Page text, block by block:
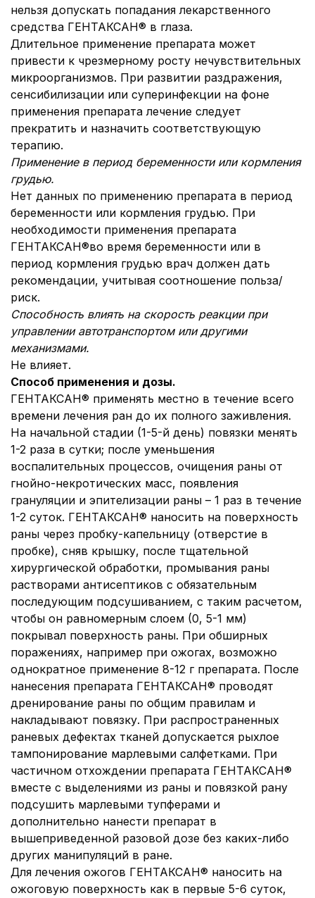
нельзя допускать попадания лекарственного
средства ГЕНТАКСАН® в глаза.
Длительное применение препарата может
привести к чрезмерному росту нечувствительных
микроорганизмов. При развитии раздражения,
сенсибилизации или суперинфекции на фоне
применения препарата лечение следует
прекратить и назначить соответствующую
терапию.
Применение в период беременности или кормления
грудью.
Нет данных по применению препарата в период
беременности или кормления грудью. При
необходимости применения препарата
ГЕНТАКСАН®во время беременности или в
период кормления грудью врач должен дать
рекомендации, учитывая соотношение польза/
риск.
Способность влиять на скорость реакции при
управлении автотранспортом или другими
механизмами.
Не влияет.
Способ применения и дозы.
ГЕНТАКСАН® применять местно в течение всего
времени лечения ран до их полного заживления.
На начальной стадии (1-5-й день) повязки менять
1-2 раза в сутки; после уменьшения
воспалительных процессов, очищения раны от
гнойно-некротических масс, появления
грануляции и эпителизации раны – 1 раз в течение
1-2 суток. ГЕНТАКСАН® наносить на поверхность
раны через пробку-капельницу (отверстие в
пробке), сняв крышку, после тщательной
хирургической обработки, промывания раны
растворами антисептиков с обязательным
последующим подсушиванием, с таким расчетом,
чтобы он равномерным слоем (0, 5-1 мм)
покрывал поверхность раны. При обширных
поражениях, например при ожогах, возможно
однократное применение 8-12 г препарата. После
нанесения препарата ГЕНТАКСАН® проводят
дренирование раны по общим правилам и
накладывают повязку. При распространенных
раневых дефектах тканей допускается рыхлое
тампонирование марлевыми салфетками. При
частичном отхождении препарата ГЕНТАКСАН®
вместе с выделениями из раны и повязкой рану
подсушить марлевыми тупферами и
дополнительно нанести препарат в
вышеприведенной разовой дозе без каких-либо
других манипуляций в ране.
Для лечения ожогов ГЕНТАКСАН® наносить на
ожоговую поверхность как в первые 5-6 суток,